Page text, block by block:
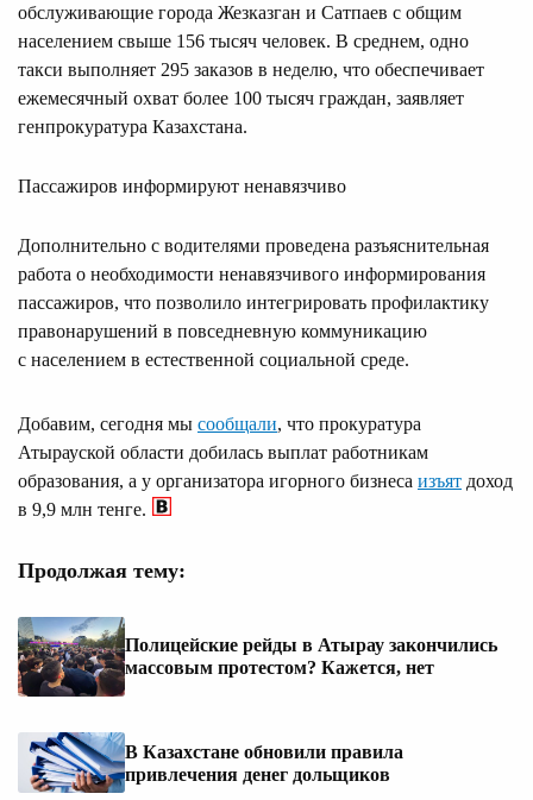
обслуживающие города Жезказган и Сатпаев с общим
населением свыше 156 тысяч человек. В среднем, одно
такси выполняет 295 заказов в неделю, что обеспечивает
ежемесячный охват более 100 тысяч граждан, заявляет
генпрокуратура Казахстана.
Пассажиров информируют ненавязчиво
Дополнительно с водителями проведена разъяснительная
работа о необходимости ненавязчивого информирования
пассажиров, что позволило интегрировать профилактику
правонарушений в повседневную коммуникацию
с населением в естественной социальной среде.
Добавим, сегодня мы сообщали, что прокуратура
Атырауской области добилась выплат работникам
образования, а у организатора игорного бизнеса изъят доход
в 9,9 млн тенге.
Продолжая тему:
Полицейские рейды в Атырау закончились
массовым протестом? Кажется, нет
В Казахстане обновили правила
привлечения денег дольщиков